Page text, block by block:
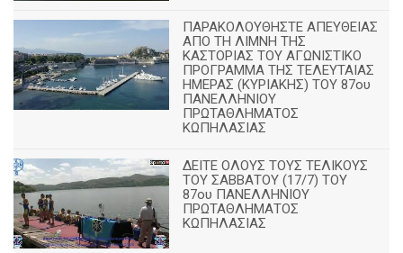
ΠΑΡΑΚΟΛΟΥΘΗΣΤΕ ΑΠΕΥΘΕΙΑΣ
ΑΠΟ ΤΗ ΛΙΜΝΗ ΤΗΣ
ΚΑΣΤΟΡΙΑΣ ΤΟΥ ΑΓΩΝΙΣΤΙΚΟ
ΠΡΟΓΡΑΜΜΑ ΤΗΣ ΤΕΛΕΥΤΑΙΑΣ
ΗΜΕΡΑΣ (ΚΥΡΙΑΚΗΣ) ΤΟΥ 87ου
ΠΑΝΕΛΛΗΝΙΟΥ
ΠΡΩΤΑΘΛΗΜΑΤΟΣ
ΚΩΠΗΛΑΣΙΑΣ
ΔΕΙΤΕ ΟΛΟΥΣ ΤΟΥΣ ΤΕΛΙΚΟΥΣ
ΤΟΥ ΣΑΒΒΑΤΟΥ (17/7) ΤΟΥ
87ου ΠΑΝΕΛΛΗΝΙΟΥ
ΠΡΩΤΑΘΛΗΜΑΤΟΣ
ΚΩΠΗΛΑΣΙΑΣ